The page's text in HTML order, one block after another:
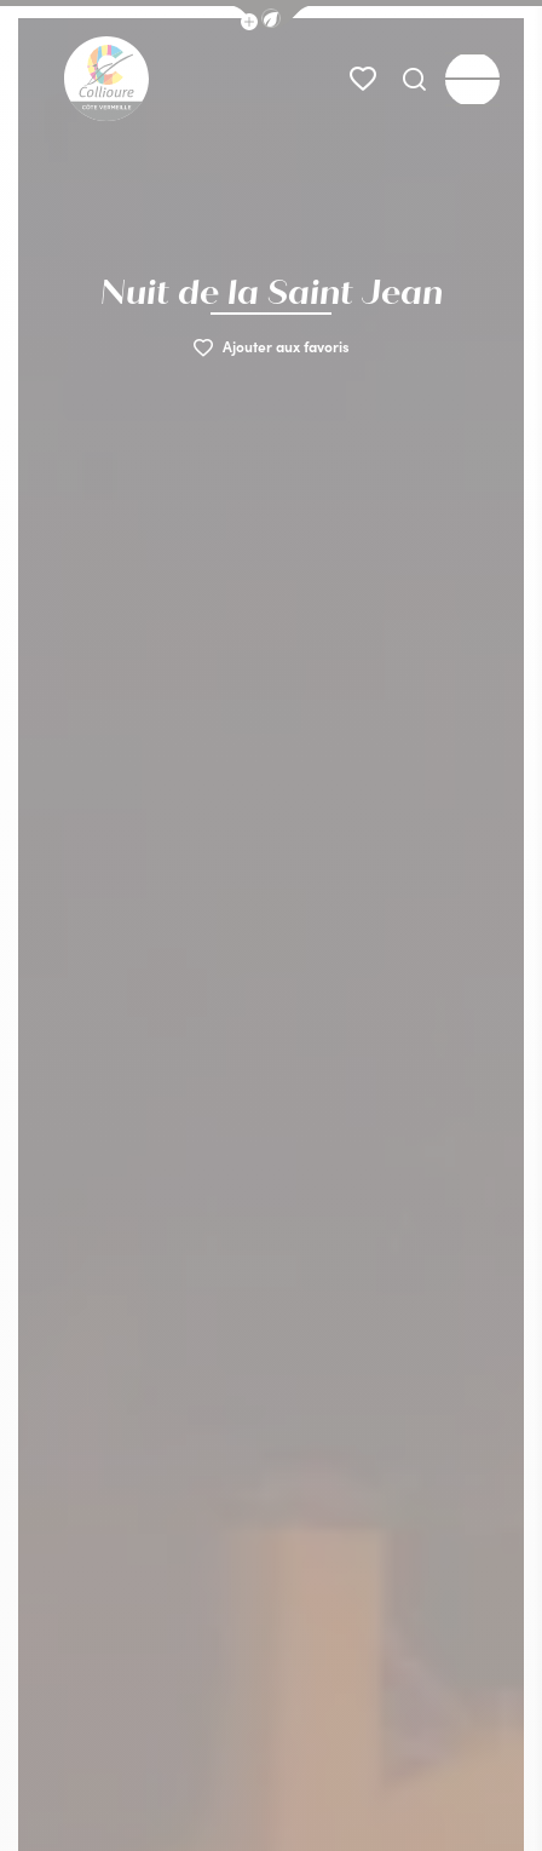
Afficher la barre de navigation du
Mes favoris
Je
Menu
Nuit de la Saint Jean
Ajouter aux favoris